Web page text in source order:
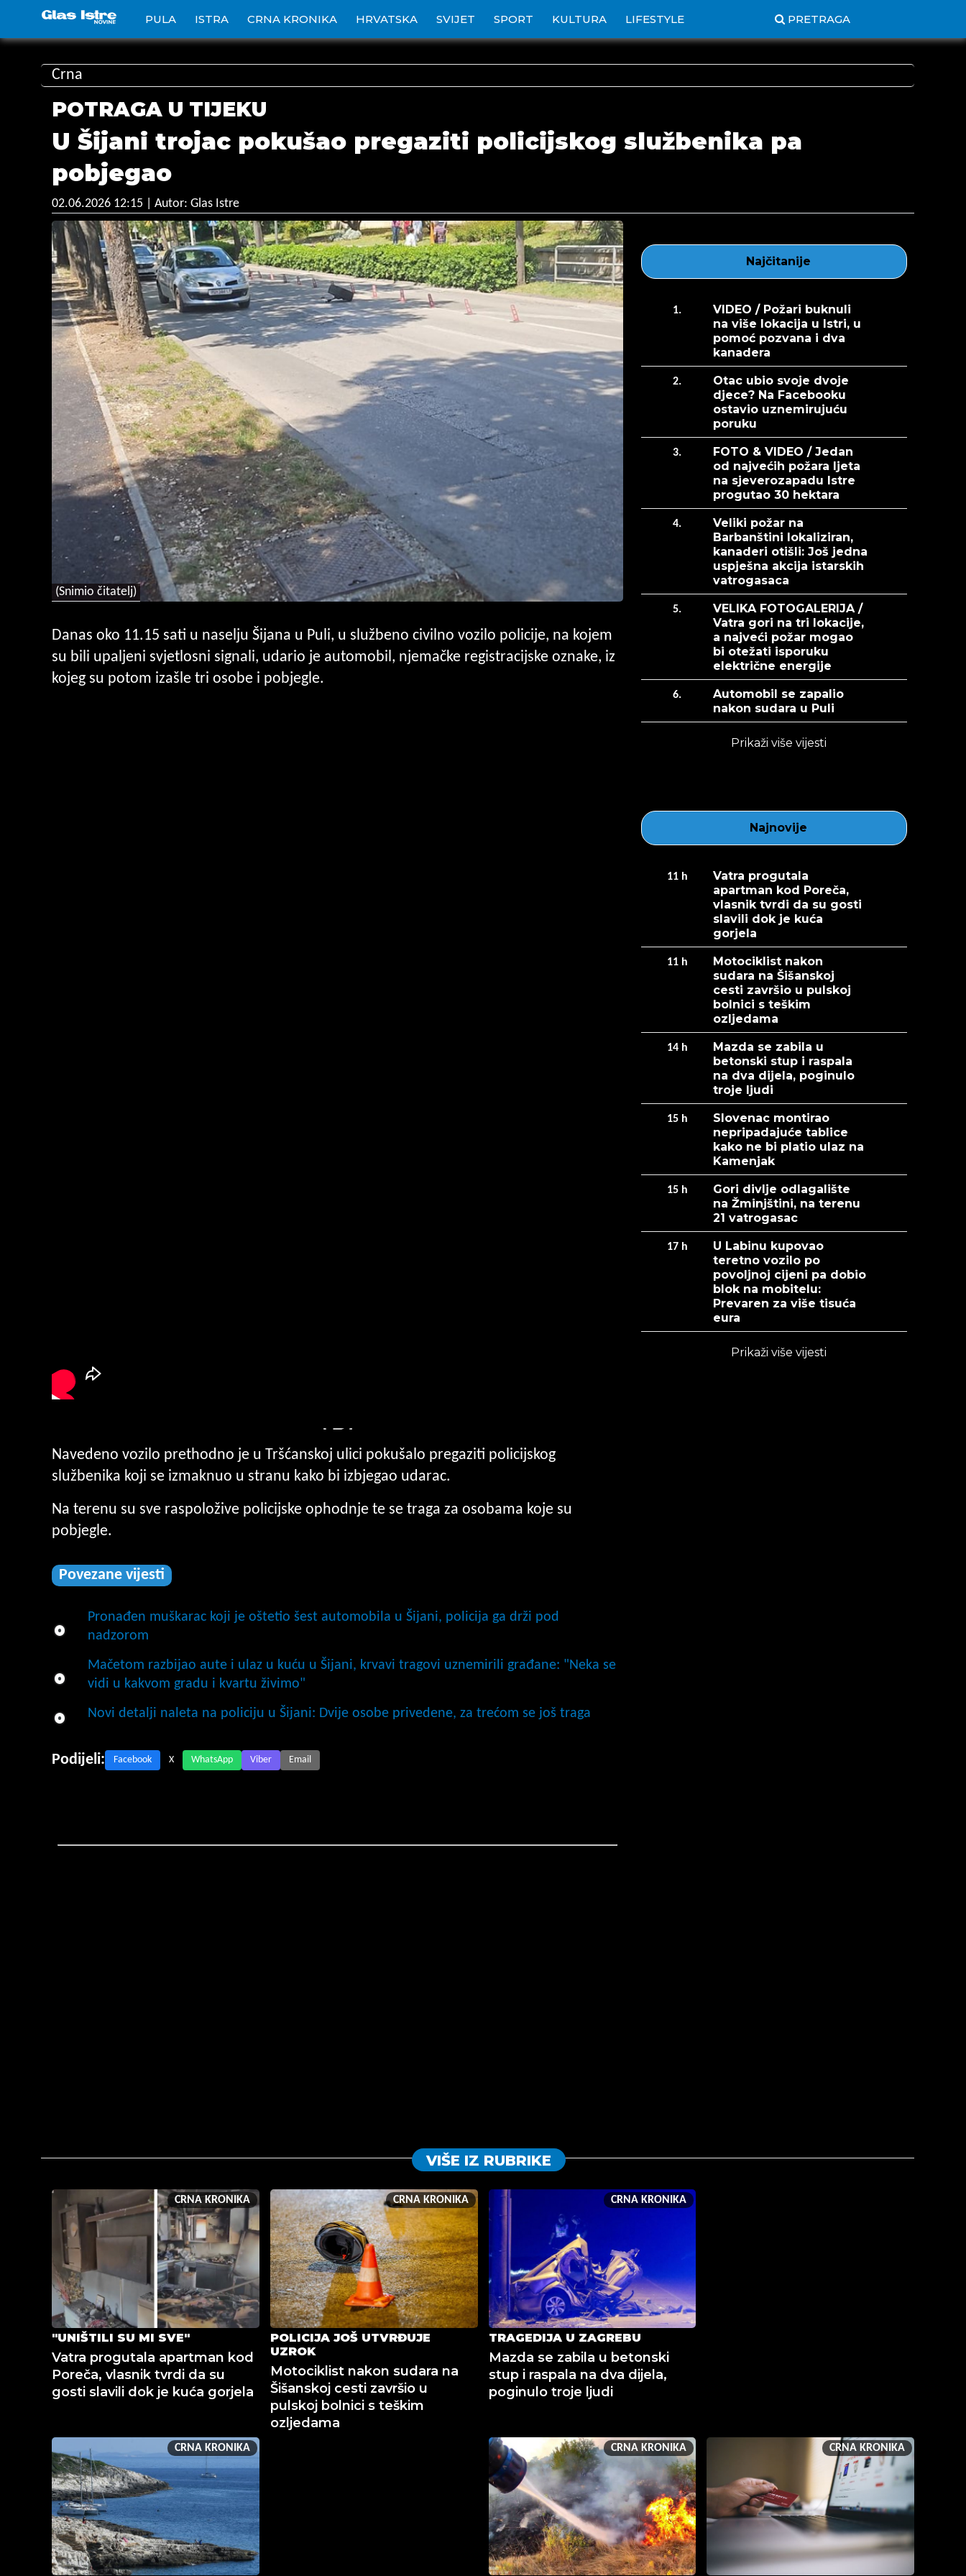
PULA ISTRA CRNA KRONIKA HRVATSKA SVIJET SPORT KULTURA LIFESTYLE PRETRAGA
Crna
POTRAGA U TIJEKU
U Šijani trojac pokušao pregaziti policijskog službenika pa
pobjegao
02.06.2026 12:15 | Autor: Glas Istre
(Snimio čitatelj)
Danas oko 11.15 sati u naselju Šijana u Puli, u službeno civilno vozilo policije, na kojem
su bili upaljeni svjetlosni signali, udario je automobil, njemačke registracijske oznake, iz
kojeg su potom izašle tri osobe i pobjegle.
Navedeno vozilo prethodno je u Tršćanskoj ulici pokušalo pregaziti policijskog
službenika koji se izmaknuo u stranu kako bi izbjegao udarac.
Na terenu su sve raspoložive policijske ophodnje te se traga za osobama koje su
pobjegle.
Povezane vijesti
Pronađen muškarac koji je oštetio šest automobila u Šijani, policija ga drži pod
nadzorom
Mačetom razbijao aute i ulaz u kuću u Šijani, krvavi tragovi uznemirili građane: "Neka se
vidi u kakvom gradu i kvartu živimo"
Novi detalji naleta na policiju u Šijani: Dvije osobe privedene, za trećom se još traga
Podijeli: Facebook X WhatsApp Viber Email
Najčitanije
1.
VIDEO / Požari buknuli
na više lokacija u Istri, u
pomoć pozvana i dva
kanadera
2.
Otac ubio svoje dvoje
djece? Na Facebooku
ostavio uznemirujuću
poruku
3.
FOTO & VIDEO / Jedan
od najvećih požara ljeta
na sjeverozapadu Istre
progutao 30 hektara
4.
Veliki požar na
Barbanštini lokaliziran,
kanaderi otišli: Još jedna
uspješna akcija istarskih
vatrogasaca
5.
VELIKA FOTOGALERIJA /
Vatra gori na tri lokacije,
a najveći požar mogao
bi otežati isporuku
električne energije
6.
Automobil se zapalio
nakon sudara u Puli
Prikaži više vijesti
Najnovije
11 h
Vatra progutala
apartman kod Poreča,
vlasnik tvrdi da su gosti
slavili dok je kuća
gorjela
11 h
Motociklist nakon
sudara na Šišanskoj
cesti završio u pulskoj
bolnici s teškim
ozljedama
14 h
Mazda se zabila u
betonski stup i raspala
na dva dijela, poginulo
troje ljudi
15 h
Slovenac montirao
nepripadajuće tablice
kako ne bi platio ulaz na
Kamenjak
15 h
Gori divlje odlagalište
na Žminjštini, na terenu
21 vatrogasac
17 h
U Labinu kupovao
teretno vozilo po
povoljnoj cijeni pa dobio
blok na mobitelu:
Prevaren za više tisuća
eura
Prikaži više vijesti
VIŠE IZ RUBRIKE
CRNA KRONIKA
"UNIŠTILI SU MI SVE"
Vatra progutala apartman kod
Poreča, vlasnik tvrdi da su
gosti slavili dok je kuća gorjela
CRNA KRONIKA
POLICIJA JOŠ UTVRĐUJE
UZROK
Motociklist nakon sudara na
Šišanskoj cesti završio u
pulskoj bolnici s teškim
ozljedama
CRNA KRONIKA
TRAGEDIJA U ZAGREBU
Mazda se zabila u betonski
stup i raspala na dva dijela,
poginulo troje ljudi
CRNA KRONIKA CRNA KRONIKA CRNA KRONIKA